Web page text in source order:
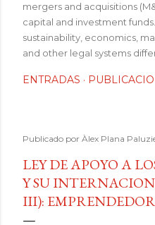
mergers and acquisitions
capital and investment
sustainability, economics,
and other legal systems
ENTRADAS
Publicado por Àlex Plana
LEY DE APOYO A
Y SU
III):